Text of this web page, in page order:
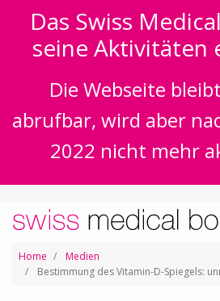
Das Swiss
seine Aktivitäten
Die Webseite
abrufbar, wird aber
2022 nicht mehr
Home
Medien
Bestimmung des Vitamin-D-Spiegels: